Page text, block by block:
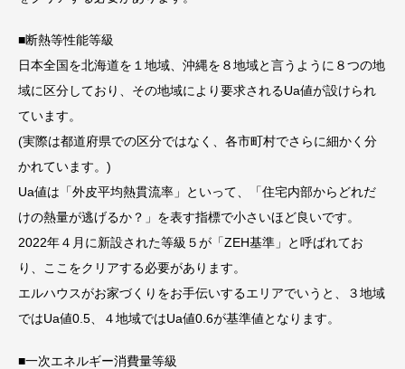
■断熱等性能等級
日本全国を北海道を１地域、沖縄を８地域と言うように８つの地
域に区分しており、その地域により要求されるUa値が設けられ
ています。
(実際は都道府県での区分ではなく、各市町村でさらに細かく分
かれています。)
Ua値は「外皮平均熱貫流率」といって、「住宅内部からどれだ
けの熱量が逃げるか？」を表す指標で小さいほど良いです。
2022年４月に新設された等級５が「ZEH基準」と呼ばれてお
り、ここをクリアする必要があります。
エルハウスがお家づくりをお手伝いするエリアでいうと、３地域
ではUa値0.5、４地域ではUa値0.6が基準値となります。
■一次エネルギー消費量等級